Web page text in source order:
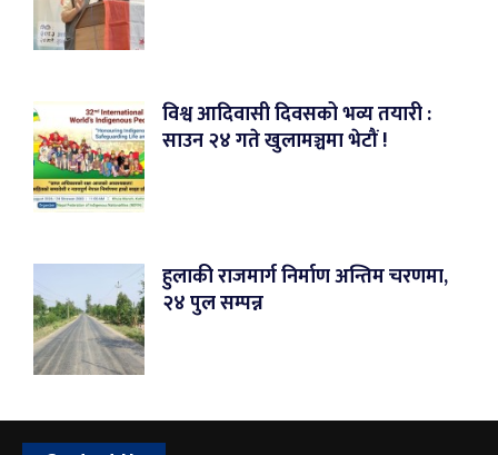
विश्व आदिवासी दिवसको भव्य तयारी :
साउन २४ गते खुलामञ्चमा भेटौं !
हुलाकी राजमार्ग निर्माण अन्तिम चरणमा,
२४ पुल सम्पन्न